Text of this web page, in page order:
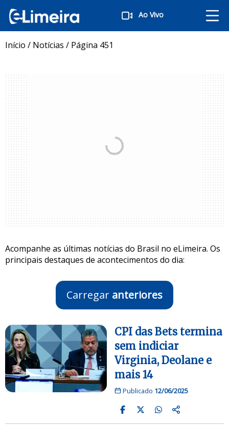
Ao Vivo
Início / Notícias / Página 451
Acompanhe as últimas notícias do Brasil no eLimeira. Os
principais destaques de acontecimentos do dia:
Carregar anteriores
CPI das Bets termina
sem indiciar
Virginia, Deolane e
mais 14
Publicado 12/06/2025